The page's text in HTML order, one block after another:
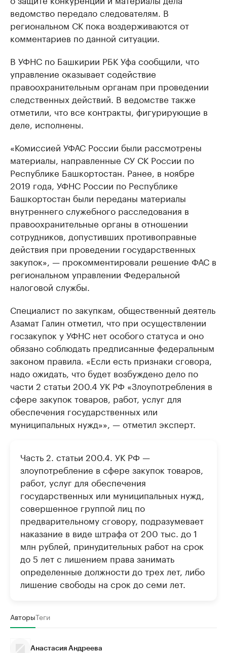
ведомство передало следователям. В
региональном СК пока воздерживаются от
комментариев по данной ситуации.
В УФНС по Башкирии РБК Уфа сообщили, что
управление оказывает содействие
правоохранительным органам при проведении
следственных действий. В ведомстве также
отметили, что все контракты, фигурирующие в
деле, исполнены.
«Комиссией УФАС России были рассмотрены
материалы, направленные СУ СК России по
Республике Башкортостан. Ранее, в ноябре
2019 года, УФНС России по Республике
Башкортостан были переданы материалы
внутреннего служебного расследования в
правоохранительные органы в отношении
сотрудников, допустивших противоправные
действия при проведении государственных
закупок», — прокомментировали решение ФАС в
региональном управлении Федеральной
налоговой службы.
Специалист по закупкам, общественный деятель
Азамат Галин отметил, что при осуществлении
госзакупок у УФНС нет особого статуса и оно
обязано соблюдать предписанные федеральным
законом правила. «Если есть признаки сговора,
надо ожидать, что будет возбуждено дело по
части 2 статьи 200.4 УК РФ «Злоупотребления в
сфере закупок товаров, работ, услуг для
обеспечения государственных или
муниципальных нужд»», — отметил эксперт.
Часть 2. статьи 200.4. УК РФ —
злоупотребление в сфере закупок товаров,
работ, услуг для обеспечения
государственных или муниципальных нужд,
совершенное группой лиц по
предварительному сговору, подразумевает
наказание в виде штрафа от 200 тыс. до 1
млн рублей, принудительных работ на срок
до 5 лет с лишением права занимать
определенные должности до трех лет, либо
лишение свободы на срок до семи лет.
АвторыТеги
Анастасия Андреева